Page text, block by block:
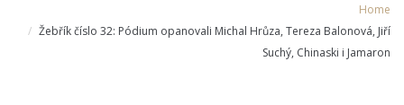
Home
Žebřík číslo 32: Pódium opanovali Michal Hrůza, Tereza Balonová, Jiří
Suchý, Chinaski i Jamaron